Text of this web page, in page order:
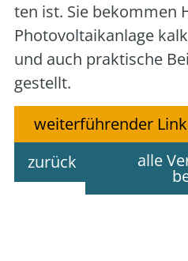
ten ist. Sie bekom­men
Pho­to­vol­ta­ik­an­la­ge
und auch prak­ti­sche
ge­stellt.
weiterführender
zurück
alle